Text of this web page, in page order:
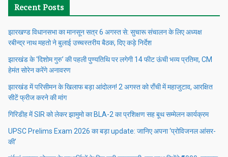
Recent Posts
झारखण्ड विधानसभा का मानसून सत्र 6 अगस्त से: सुचारू संचालन के लिए अध्यक्ष
रबीन्द्र नाथ महतो ने बुलाई उच्चस्तरीय बैठक, दिए कड़े निर्देश
झारखंड के ‘दिशोम गुरु’ की पहली पुण्यतिथि पर लगेगी 14 फीट ऊंची भव्य प्रतिमा, CM
हेमंत सोरेन करेंगे अनावरण
झारखंड में परिसीमन के खिलाफ बड़ा आंदोलन! 2 अगस्त को राँची में महाजुटाव, आरक्षित
सीटें फ्रीज करने की मांग
गिरिडीह में SIR को लेकर झामुमो का BLA-2 का प्रशिक्षण सह बूथ सम्मेलन कार्यक्रम
UPSC Prelims Exam 2026 का बड़ा update: जानिए अपना ‘प्रोविजनल आंसर-
की’